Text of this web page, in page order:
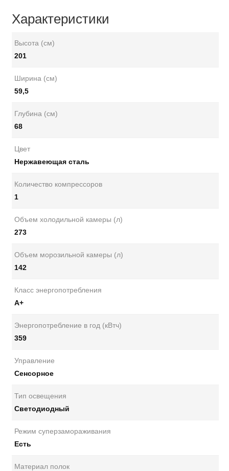
Характеристики
Высота (см)
201
Ширина (см)
59,5
Глубина (см)
68
Цвет
Нержавеющая сталь
Количество компрессоров
1
Объем холодильной камеры (л)
273
Объем морозильной камеры (л)
142
Класс энергопотребления
А+
Энергопотребление в год (кВтч)
359
Управление
Сенсорное
Тип освещения
Светодиодный
Режим суперзамораживания
Есть
Материал полок